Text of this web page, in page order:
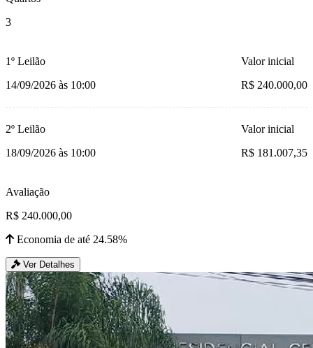
3
1º Leilão
14/09/2026 às 10:00
Valor inicial
R$ 240.000,00
2º Leilão
18/09/2026 às 10:00
Valor inicial
R$ 181.007,35
Avaliação
R$ 240.000,00
Economia de até 24.58%
Ver Detalhes